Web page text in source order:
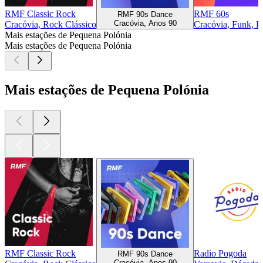
RMF Classic Rock
Cracóvia, Rock Clássico
RMF 90s Dance
Cracóvia, Anos 90
RMF 60s
Cracóvia, Funk,
Mais estações de Pequena Polónia
Mais estações de Pequena Polónia
Mais estações de Pequena Polónia
RMF Classic Rock
RMF 90s Dance
Radio Pogoda